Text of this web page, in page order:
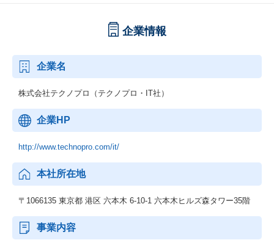
企業情報
企業名
株式会社テクノプロ（テクノプロ・IT社）
企業HP
http://www.technopro.com/it/
本社所在地
〒1066135 東京都 港区 六本木 6-10-1 六本木ヒルズ森タワー35階
事業内容